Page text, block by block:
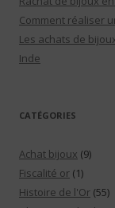
Comment réaliser
Les achats de
Inde
CATÉGORIES
Achat bijoux (9)
Fiscalité or (1)
Histoire de l'Or (55)